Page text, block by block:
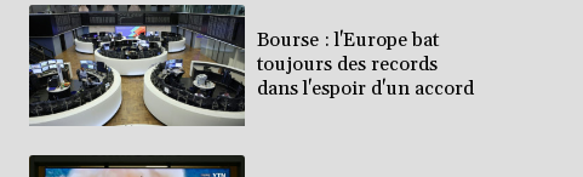
Bourse : l'Europe bat
toujours des records
dans l'espoir d'un accord